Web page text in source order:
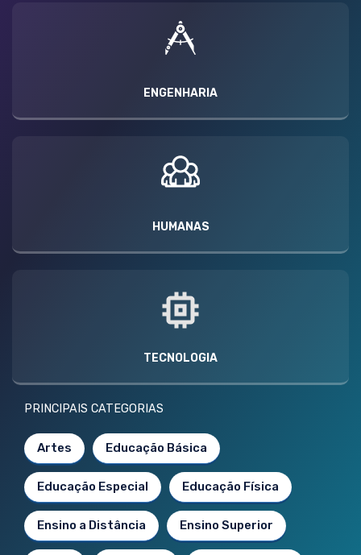
ENGENHARIA
HUMANAS
TECNOLOGIA
PRINCIPAIS CATEGORIAS
Artes Educação Básica
Educação Especial Educação Física
Ensino a Distância Ensino Superior